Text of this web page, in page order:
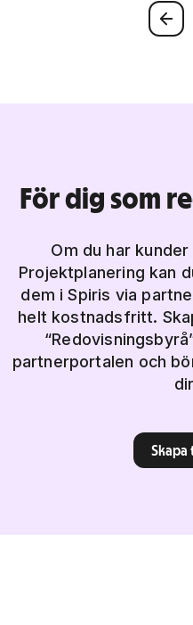
För dig som
Om du har
Projektplanering kan
dem i Spiris via
helt kostnadsfritt.
partnerportalen och
Skapa